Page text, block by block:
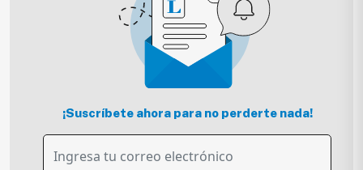
¡Suscríbete ahora para no perderte nada!